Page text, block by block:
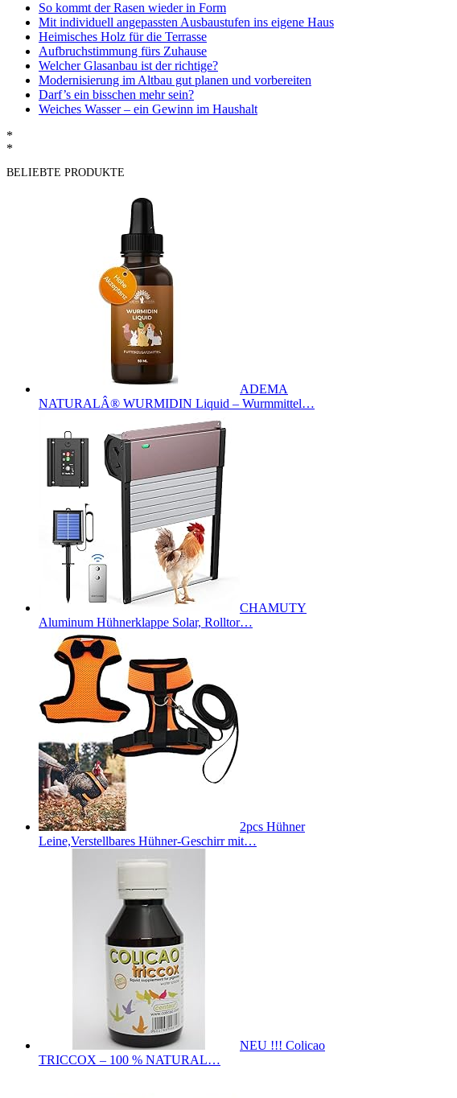
So kommt der Rasen wieder in Form
Mit individuell angepassten Ausbaustufen ins eigene Haus
Heimisches Holz für die Terrasse
Aufbruchstimmung fürs Zuhause
Welcher Glasanbau ist der richtige?
Modernisierung im Altbau gut planen und vorbereiten
Darf’s ein bisschen mehr sein?
Weiches Wasser – ein Gewinn im Haushalt
*
*
BELIEBTE PRODUKTE
ADEMA
NATURALÂ® WURMIDIN Liquid – Wurmmittel…
CHAMUTY
Aluminum Hühnerklappe Solar, Rolltor…
2pcs Hühner
Leine,Verstellbares Hühner-Geschirr mit…
NEU !!! Colicao
TRICCOX – 100 % NATURAL…